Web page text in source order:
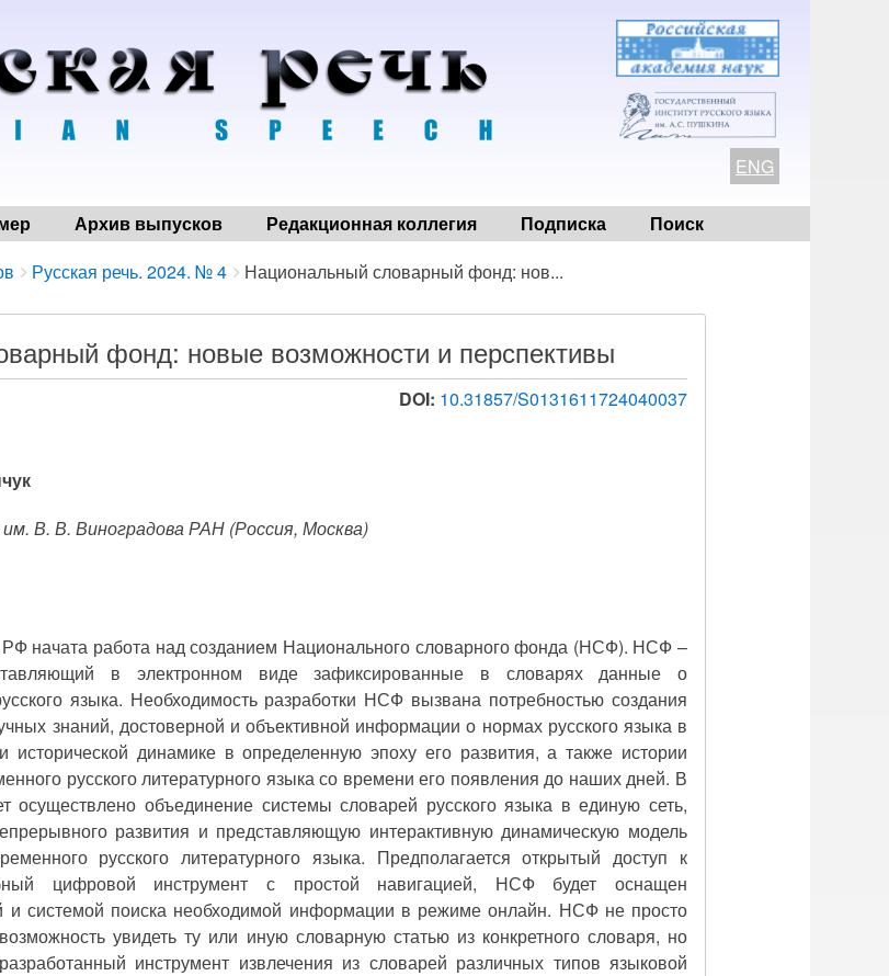
ENG
Архив выпусков Редакционная коллегия Подписка Поиск
Русская речь. 2024. № 4 Национальный словарный фонд: нов...
фонд: новые возможности и перспективы
DOI: 10.31857/S0131611724040037
В. В. Виноградова РАН (Россия, Москва)
начата работа над созданием Национального словарного фонда (НСФ). НСФ –
в электронном виде зафиксированные в словарях данные о
языка. Необходимость разработки НСФ вызвана потребностью создания
знаний, достоверной и объективной информации о нормах русского языка в
исторической динамике в определенную эпоху его развития, а также истории
русского литературного языка со времени его появления до наших дней. В
осуществлено объединение системы словарей русского языка в единую сеть,
развития и представляющую интерактивную динамическую модель
русского литературного языка. Предполагается открытый доступ к
цифровой инструмент с простой навигацией, НСФ будет оснащен
и системой поиска необходимой информации в режиме онлайн. НСФ не просто
увидеть ту или иную словарную статью из конкретного словаря, но
инструмент извлечения из словарей различных типов языковой